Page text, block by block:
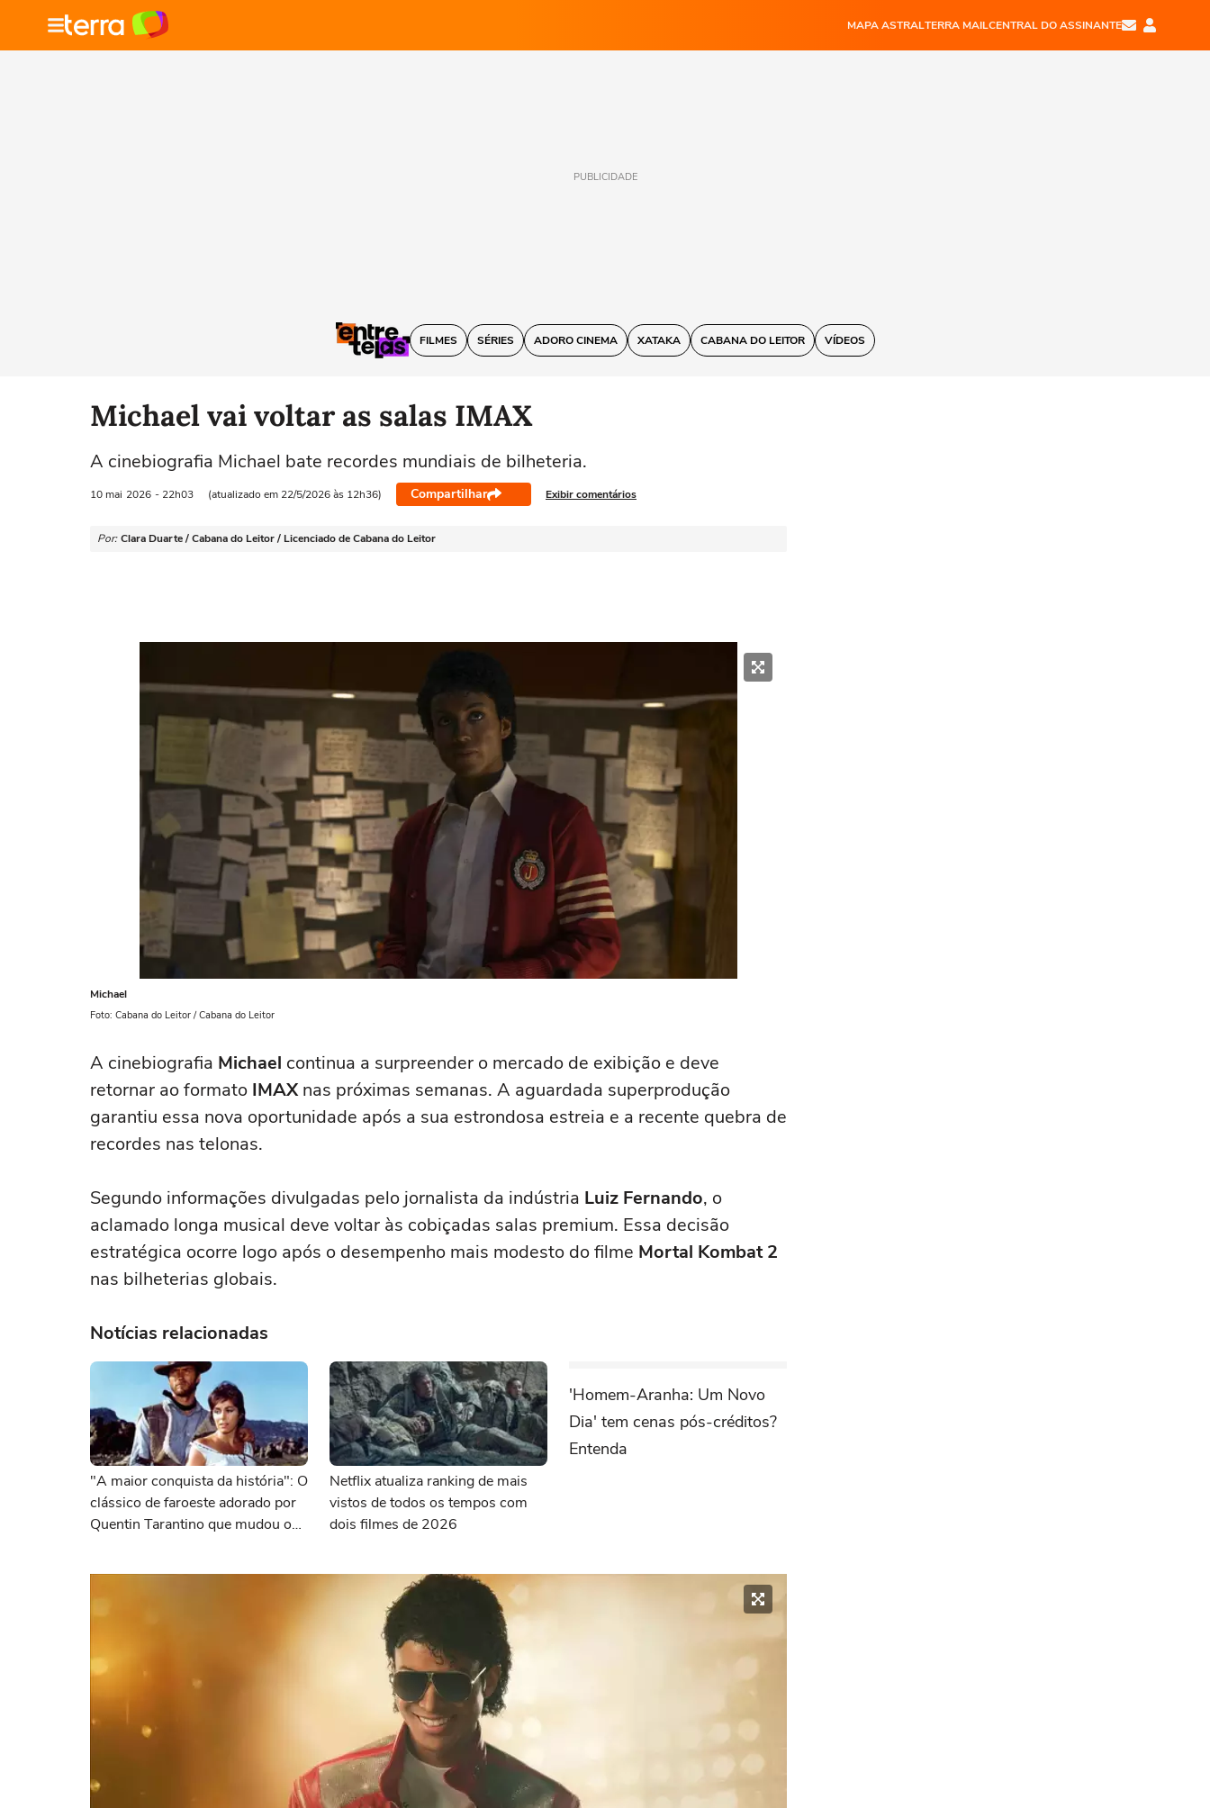
MAPA ASTRALTERRA MAILCENTRAL DO ASSINANTE
PUBLICIDADE
FILMES SÉRIES ADORO CINEMA XATAKA CABANA DO LEITOR VÍDEOS
Michael vai voltar as salas IMAX
A cinebiografia Michael bate recordes mundiais de bilheteria.
10 mai 2026 - 22h03 (atualizado em 22/5/2026 às 12h36) Compartilhar Exibir comentários
Por: Clara Duarte / Cabana do Leitor / Licenciado de Cabana do Leitor
Michael
Foto: Cabana do Leitor / Cabana do Leitor
A cinebiografia Michael continua a surpreender o mercado de exibição e deve
retornar ao formato IMAXnas próximas semanas. A aguardada superprodução
garantiu essa nova oportunidade após a sua estrondosa estreia e a recente quebra de
recordes nas telonas.
Segundo informações divulgadas pelo jornalista da indústria Luiz Fernando, o
aclamado longa musical deve voltar às cobiçadas salas premium. Essa decisão
estratégica ocorre logo após o desempenho mais modesto do filme Mortal Kombat 2
nas bilheterias globais.
Notícias relacionadas
"A maior conquista da história": O
clássico de faroeste adorado por
Quentin Tarantino que mudou o
Netflix atualiza ranking de mais
vistos de todos os tempos com
dois filmes de 2026
'Homem-Aranha: Um Novo
Dia' tem cenas pós-créditos?
Entenda